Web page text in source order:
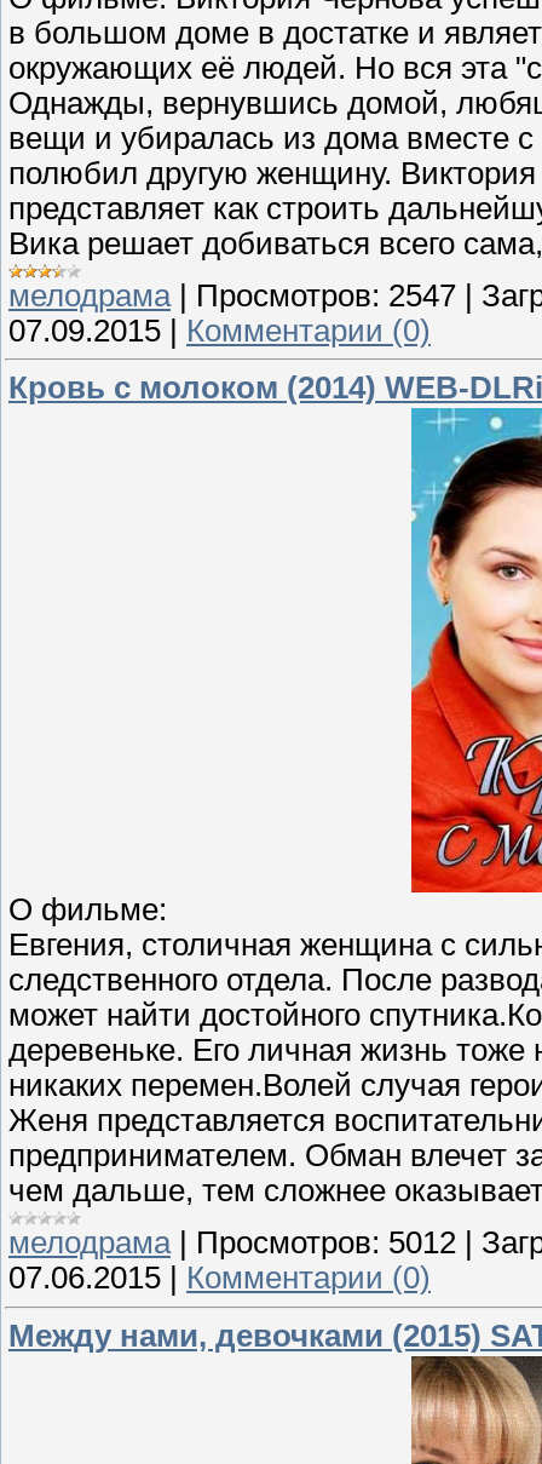
в большом доме в достатке и
окружающих её людей. Но вся эта
Однажды, вернувшись домой,
вещи и убиралась из дома вместе
полюбил другую женщину.
представляет как строить
Вика решает добиваться всего
мелодрама | Просмотров: 2547 |
07.09.2015 | Комментарии (0)
Кровь с молоком (2014) WEB-
О фильме:
Евгения, столичная женщина с
следственного отдела. После
может найти достойного
деревеньке. Его личная жизнь
никаких перемен.Волей случая
Женя представляется
предпринимателем. Обман влечет
чем дальше, тем сложнее
мелодрама| Просмотров: 5012
07.06.2015
Комментарии (0)
Между нами, девочками (2015)